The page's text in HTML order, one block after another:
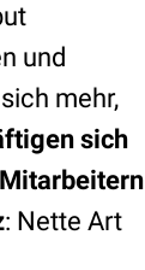
und
mehr,
sich
: Nette Art